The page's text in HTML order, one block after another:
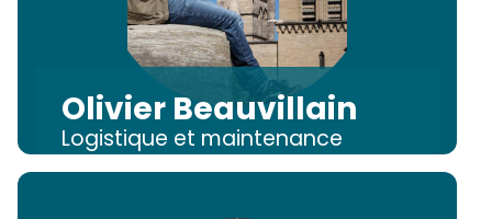
Olivier Beauvillain
Logistique et maintenance